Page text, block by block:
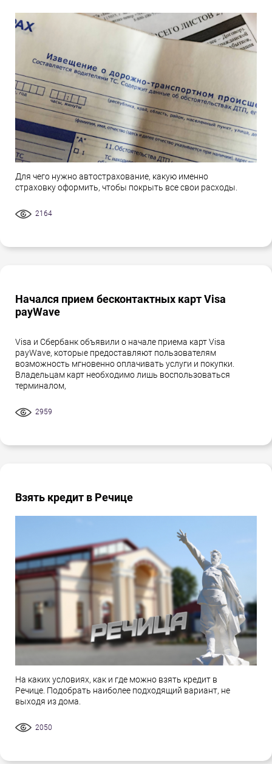
Для чего нужно автострахование, какую именно
страховку оформить, чтобы покрыть все свои расходы.
2164
Начался прием бесконтактных карт Visa
payWave
Visa и Сбербанк объявили о начале приема карт Visa
payWave, которые предоставляют пользователям
возможность мгновенно оплачивать услуги и покупки.
Владельцам карт необходимо лишь воспользоваться
терминалом,
2959
Взять кредит в Речице
На каких условиях, как и где можно взять кредит в
Речице. Подобрать наиболее подходящий вариант, не
выходя из дома.
2050